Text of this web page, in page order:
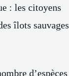
: les citoyens
îlots sauvages
d’espèces